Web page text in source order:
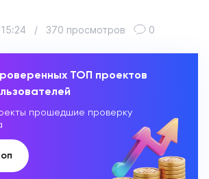
/ 370 просмотров 0
ТОП проектов
прошедшие проверку